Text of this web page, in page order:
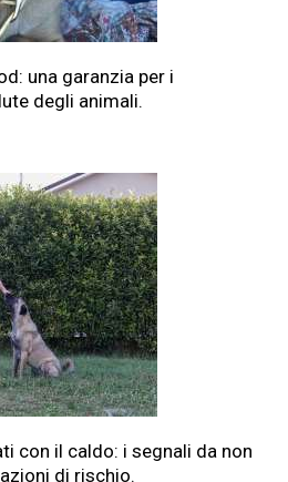
una garanzia per i
degli animali.
con il caldo: i segnali da non
di rischio.